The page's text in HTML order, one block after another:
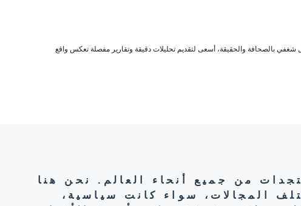
بالصحافة والحقيقة، أسعى لتقديم تحليلات دقيقة وتقارير مفصلة تعكس واقع
من جميع أنحاء العالم. نحن هنا
المجالات، سواء كانت سياسية،